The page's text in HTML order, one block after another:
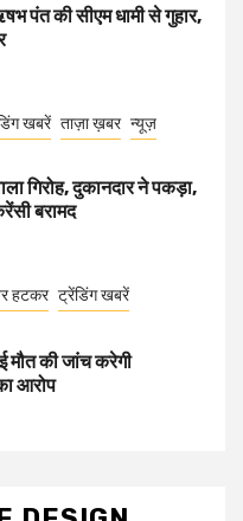
पंत की सीएम धामी से गुहार,
खबरें ताज़ा ख़बर न्यूज़
गिरोह, दुकानदार ने पकड़ा,
बरामद
हटकर ट्रेंडिंग खबरें
मौत की जांच करेगी
आरोप